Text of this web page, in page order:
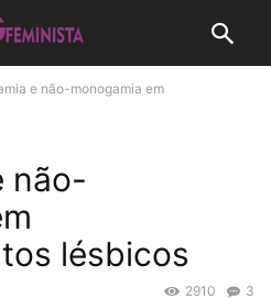
e não-monogamia em
não-
lésbicos
3
2910